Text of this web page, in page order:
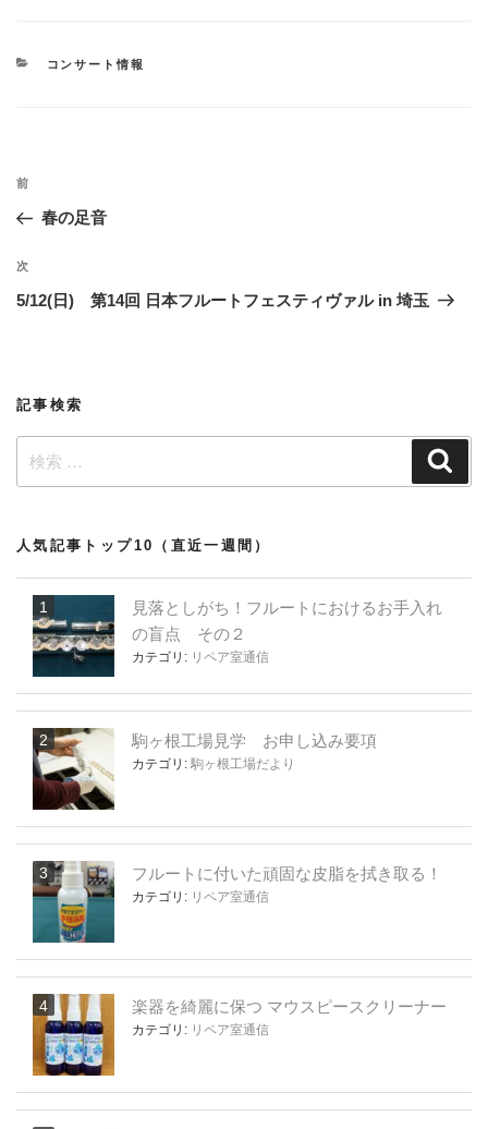
カ
コンサート情報
投
ビ
ゲ
ン
過
去
投
稿
前
春の足音
次
の
次
5/12(日) 第14回 日本フルートフェスティヴァル in 埼玉
記事検索
索:
人気記事トップ10（直近一週間）
見落としがち！フルートにおけるお手入れ
の盲点 その２
カテゴリ: リペア室通信
駒ヶ根工場見学 お申し込み要項
カテゴリ: 駒ヶ根工場だより
フルートに付いた頑固な皮脂を拭き取る！
カテゴリ: リペア室通信
楽器を綺麗に保つ マウスピースクリーナー
カテゴリ: リペア室通信